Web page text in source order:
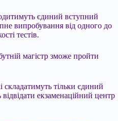
єдиний вступний
випробування від одного до
тестів.
магістр зможе пройти
складатимуть тільки єдиний
відвідати екзаменаційний центр